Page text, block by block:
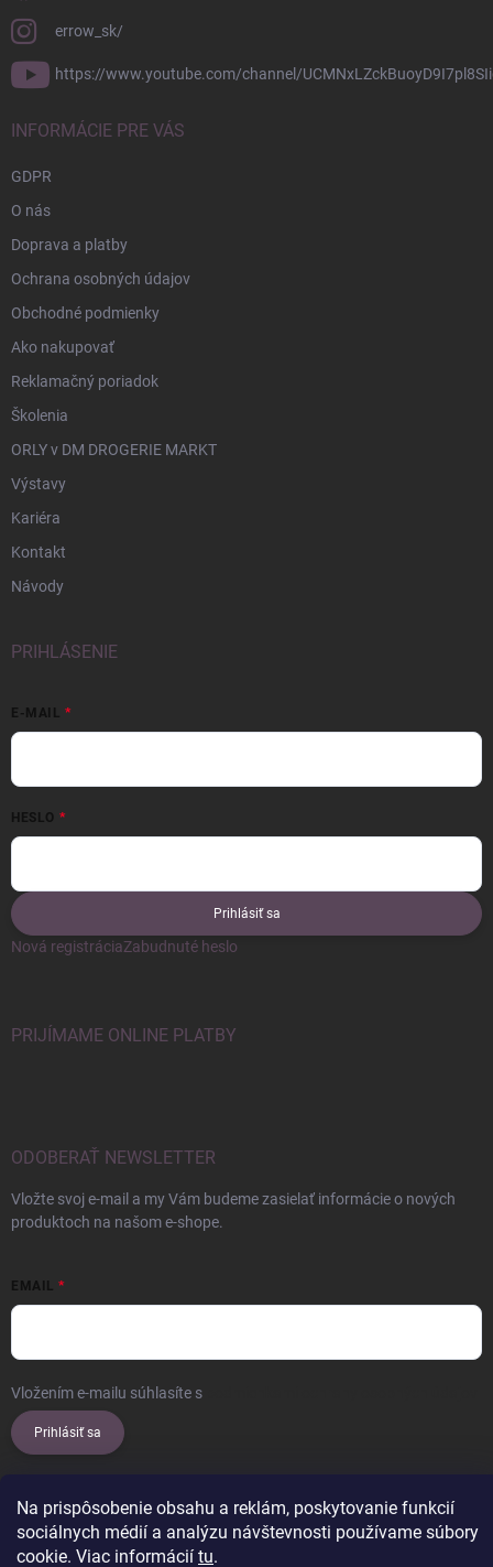
Na prispôsobenie obsahu a reklám, poskytovanie funkcií
sociálnych médií a analýzu návštevnosti používame súbory
cookie. Viac informácií tu.
errow_sk/
https://www.youtube.com/channel/
INFORMÁCIE PRE VÁS
GDPR
O nás
Doprava a platby
Ochrana osobných údajov
Obchodné podmienky
Ako nakupovať
Reklamačný poriadok
Školenia
ORLY v DM DROGERIE MARKT
Výstavy
Kariéra
Kontakt
Návody
PRIHLÁSENIE
E-MAIL
HESLO
Prihlásiť sa
Nová registráciaZabudnuté heslo
PRIJÍMAME ONLINE PLATBY
ODOBERAŤ NEWSLETTER
Vložte svoj e-mail a my Vám budeme zasielať informácie o nových
produktoch na našom e-shope.
EMAIL
Vložením e-mailu súhlasíte s
Prihlásiť sa
Copyright 2026ERROW . Všetky práva vyhradené. Upraviť nastavenie